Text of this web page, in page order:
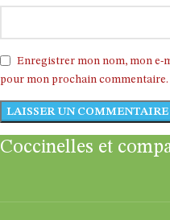
Enregistrer mon nom, mon e-
pour mon prochain commentaire.
Coccinelles et